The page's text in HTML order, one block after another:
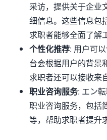
采访，提供关于企业
细信息。这些信息包
求职者能够全面了解
个性化推荐: 用户可
台会根据用户的背景
求职者还可以接收来
职业咨询服务: エン
职业咨询服务，包括
等，帮助求职者提升